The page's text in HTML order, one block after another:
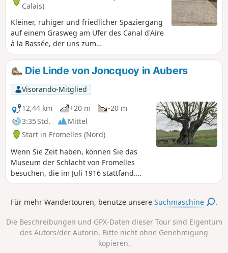
Calais)
Kleiner, ruhiger und friedlicher Spaziergang
auf einem Grasweg am Ufer des Canal d'Aire
à la Bassée, der uns zum
Beobachtungshäuschen des
Vogelschutzgebiets Mont-Bernanchon führt.
Stallungen und kleiner Waldweg. Dieser
Spaziergang ist von Anfang bis Ende gelb
markiert.
Die Linde von Joncquoy in Aubers
Visorando-Mitglied
12,44 km
+20 m
-20 m
3:35 Std.
Mittel
Start in Fromelles (Nord)
Wenn Sie Zeit haben, können Sie das
Museum der Schlacht von Fromelles
besuchen, die im Juli 1916 stattfand.
Anschließend umrunden Sie das Dorf
Teiche sehen, die dieses Dorf zu einem
Campen machen. Sie werden auch die
sehr ehrwürdige Linde von Joncquoy
sehen, die dort 1490 gepflanzt wurde.
Für mehr Wandertouren, benutze unsereSuchmaschine .
Die Beschreibungen und GPX-Daten dieser Tour sind Eigentum
des Autors/der Autorin. Bitte nicht ohne Genehmigung
kopieren.